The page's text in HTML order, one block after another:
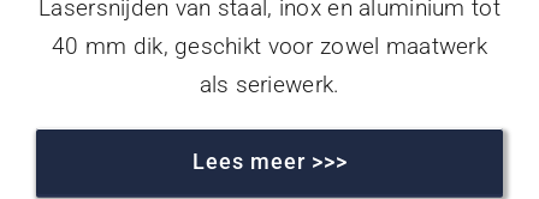
Lasersnijden van staal, inox en aluminium tot
40 mm dik, geschikt voor zowel maatwerk
als seriewerk.
Lees meer >>>